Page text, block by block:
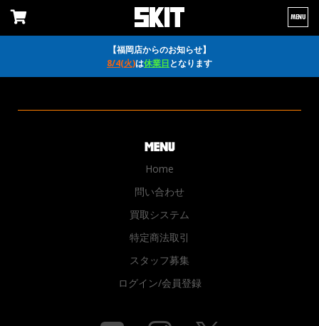
【福岡店からのお知らせ】
8/4(火)は休業日となります
MENU
Home
問い合わせ
買取システム
特定商法取引
スタッフ募集
ログイン/会員登録